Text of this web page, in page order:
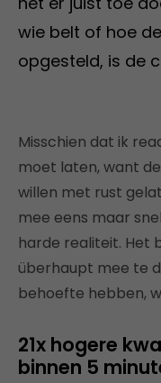
wie belt of hoe
opgesteld, is de
Misschien dat ik
moet laten, want
willen met rust
mee eens maar
harde realiteit. Het
überhaupt mee te
behoefte hebben,
21x hogere
binnen 5